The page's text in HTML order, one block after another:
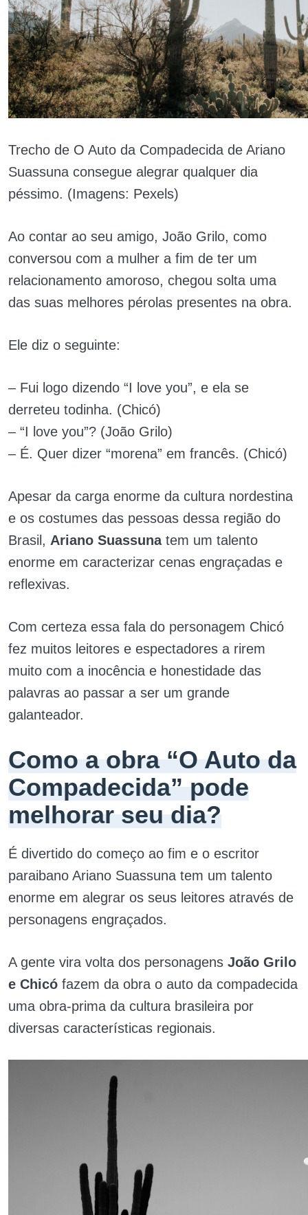
Trecho de O Auto da Compadecida de Ariano
Suassuna consegue alegrar qualquer dia
péssimo. (Imagens: Pexels)
Ao contar ao seu amigo, João Grilo, como
conversou com a mulher a fim de ter um
relacionamento amoroso, chegou solta uma
das suas melhores pérolas presentes na obra.
Ele diz o seguinte:
– Fui logo dizendo “I love you”, e ela se
derreteu todinha. (Chicó)
– “I love you”? (João Grilo)
– É. Quer dizer “morena” em francês. (Chicó)
Apesar da carga enorme da cultura nordestina
e os costumes das pessoas dessa região do
Brasil, Ariano Suassunatem um talento
enorme em caracterizar cenas engraçadas e
reflexivas.
Com certeza essa fala do personagem Chicó
fez muitos leitores e espectadores a rirem
muito com a inocência e honestidade das
palavras ao passar a ser um grande
galanteador.
Como a obra “O Auto da
Compadecida” pode
melhorar seu dia?
É divertido do começo ao fim e o escritor
paraibano Ariano Suassuna tem um talento
enorme em alegrar os seus leitores através de
personagens engraçados.
A gente vira volta dos personagens João Grilo
e Chicó fazem da obra o auto da compadecida
uma obra-prima da cultura brasileira por
diversas características regionais.